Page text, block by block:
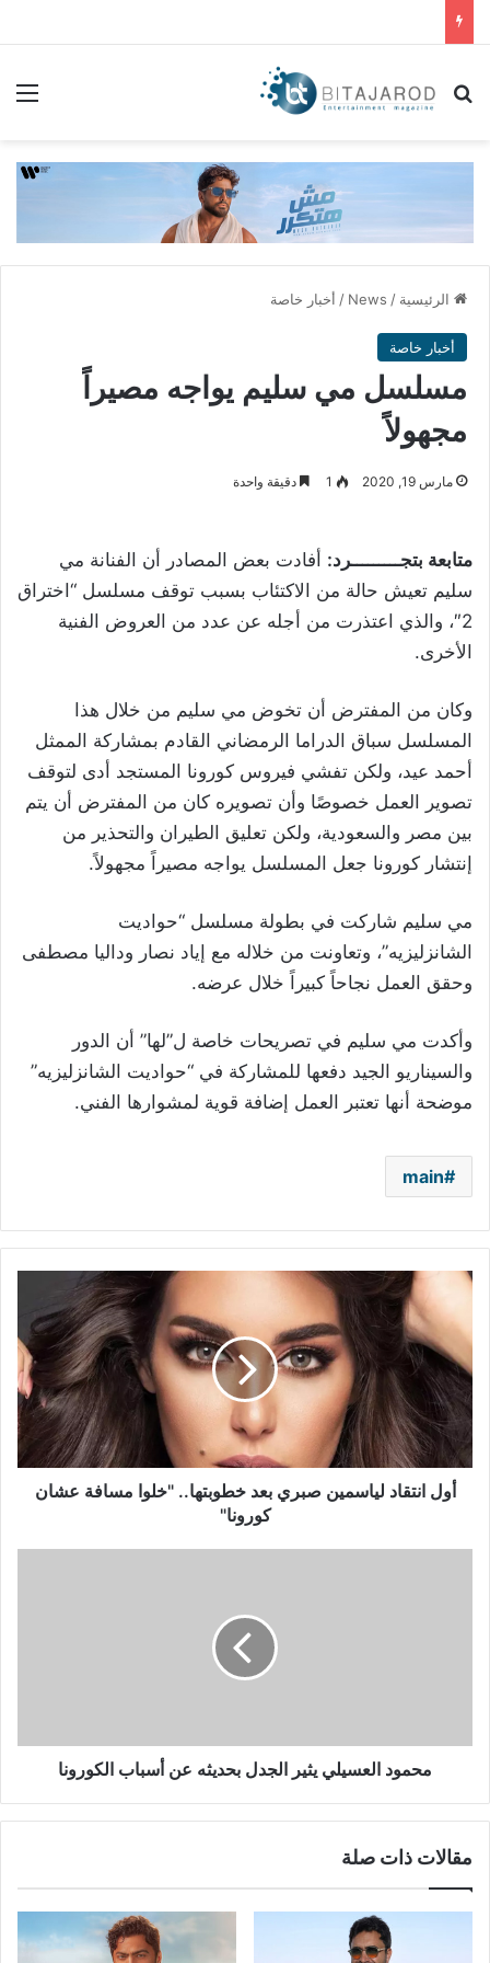
بحث عن
الرئيسية /
News
/ أخبار خاصة
أخبار خاصة
مسلسل مي سليم يواجه مصيراً
مجهولاً
مارس 19, 2020 1 دقيقة واحدة
متابعة بتجـــــــــرد: أفادت بعض المصادر أن الفنانة مي
سليم تعيش حالة من الاكتئاب بسبب توقف مسلسل “اختراق
2″، والذي اعتذرت من أجله عن عدد من العروض الفنية
الأخرى.
وكان من المفترض أن تخوض مي سليم من خلال هذا
المسلسل سباق الدراما الرمضاني القادم بمشاركة الممثل
أحمد عيد، ولكن تفشي فيروس كورونا المستجد أدى لتوقف
تصوير العمل خصوصًا وأن تصويره كان من المفترض أن يتم
بين مصر والسعودية، ولكن تعليق الطيران والتحذير من
إنتشار كورونا جعل المسلسل يواجه مصيراً مجهولاً.
مي سليم شاركت في بطولة مسلسل “حواديت
الشانزليزيه”، وتعاونت من خلاله مع إياد نصار وداليا مصطفى
وحقق العمل نجاحاً كبيراً خلال عرضه.
وأكدت مي سليم في تصريحات خاصة ل”لها” أن الدور
والسيناريو الجيد دفعها للمشاركة في “حواديت الشانزليزيه”
موضحة أنها تعتبر العمل إضافة قوية لمشوارها الفني.
main
أول
لياسمين
صبري
بعد
خطوبتها..
"خلوا
مسافة
عشان
كورونا"أول انتقاد لياسمين صبري بعد خطوبتها.. "خلوا مسافة عشان
كورونا"
محمود العسيلي يثير الجدل بحديثه عن أسباب الكورونا
مقالات ذات صلة